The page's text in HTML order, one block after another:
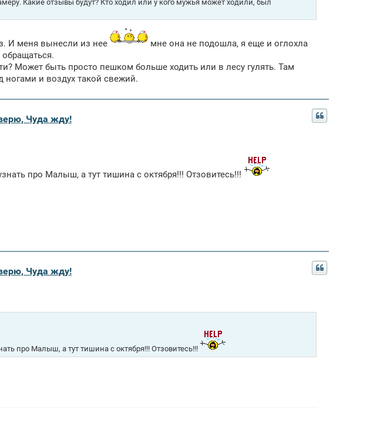
Какие отзывы будут? Кто ходил или у кого мужья может ходили, был
И меня вынесли из нее
мне она не подошла, я еще и оглохла
Может быть просто пешком больше ходить или в лесу гулять. Там
ногами и воздух такой свежий.
Чуда жду!
про Малыш, а тут тишина с октября!!! Отзовитесь!!!
Чуда жду!
про Малыш, а тут тишина с октября!!! Отзовитесь!!!